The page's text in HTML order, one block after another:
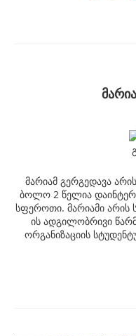
მარიამ გერგედავა
ბოლო 2 წელია
სფეროთი. მარიამი არის
ის ადგილობრივი
ორგანიზაციის